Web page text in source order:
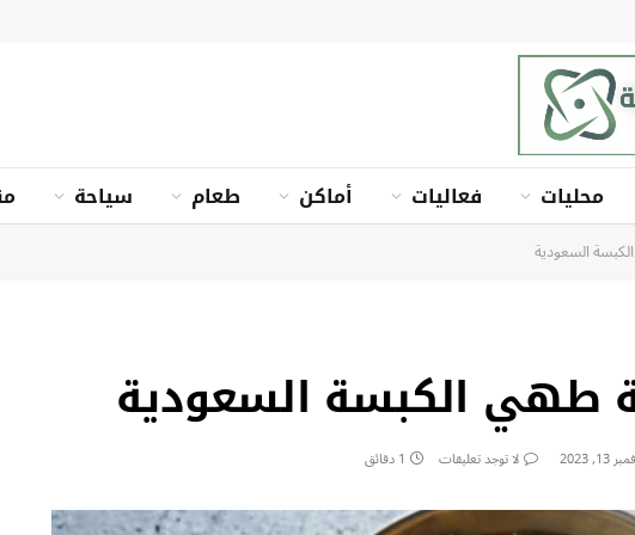
محليات فعاليات أماكن طعام سياحة
السعودية
طهي الكبسة السعودية
13, 2023 لا توجد تعليقات 1 دقائق